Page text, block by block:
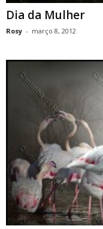
Dia da Mulher
Rosy - março 8, 2012